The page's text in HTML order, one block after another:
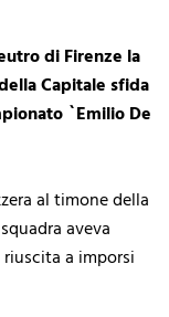
di Firenze la
Capitale sfida
`Emilio De
al timone della
aveva
riuscita a imporsi